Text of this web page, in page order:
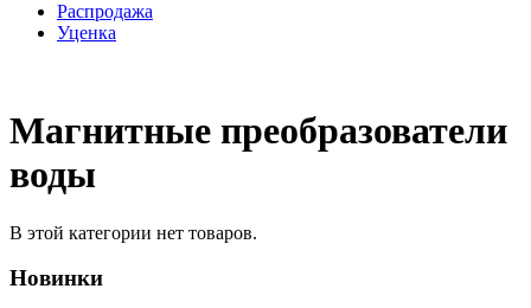
Распродажа
Уценка
Магнитные преобразователи
воды
В этой категории нет товаров.
Новинки